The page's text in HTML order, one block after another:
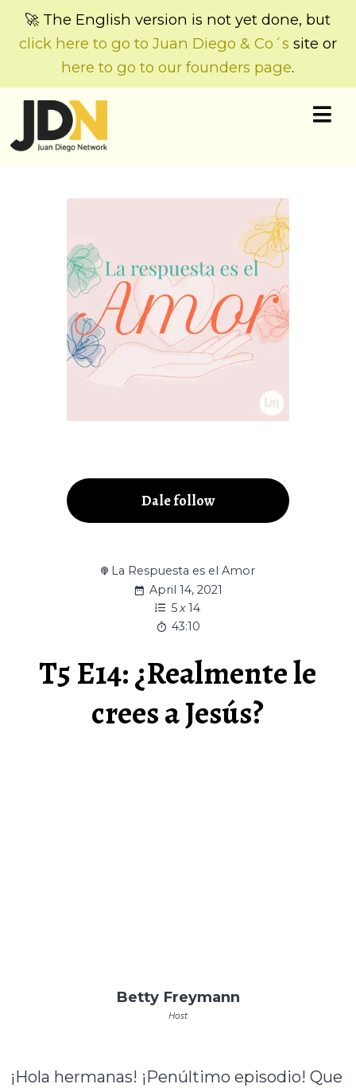
🚀 The English version is not yet done, but
click here to go to Juan Diego & Co´s site or
here to go to our founders page.
Dale follow
La Respuesta es el Amor
April 14, 2021
5x14
43:10
T5 E14: ¿Realmente le
crees a Jesús?
Betty Freymann
Host
¡Hola hermanas! ¡Penúltimo episodio! Que